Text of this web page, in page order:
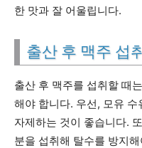
한 맛과 잘 어울립니다.
출산 후 맥주 섭
출산 후 맥주를 섭취할 때
해야 합니다. 우선, 모유
자제하는 것이 좋습니다.
분을 섭취해 탈수를 방지